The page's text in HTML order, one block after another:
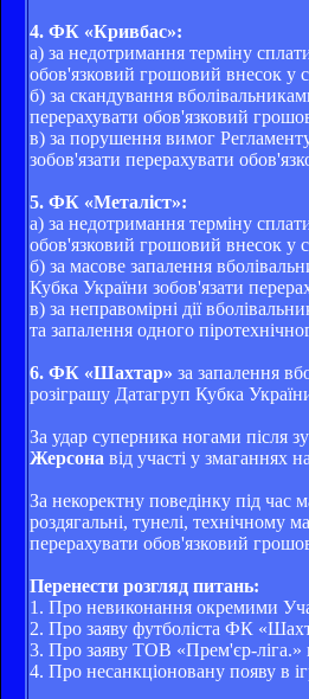
4. ФК «Кривбас»:
а) за недотримання терміну
обов'язковий грошовий внесок у
б) за скандування
перерахувати обов'язковий
в) за порушення вимог
зобов'язати перерахувати
5. ФК «Металіст»:
а) за недотримання терміну
обов'язковий грошовий внесок у
б) за масове запалення
Кубка України зобов'язати
в) за неправомірні дії
та запалення одного
6. ФК «Шахтар» за запалення
розіграшу Датагруп Кубка
За удар суперника ногами після
Жерсона від участі у змаганнях
За некоректну поведінку під час
роздягальні, тунелі, технічному
перерахувати обов'язковий
Перенести розгляд питань:
1. Про невиконання окремими
2. Про заяву футболіста ФК
3. Про заяву ТОВ «Прем'єр-ліга.»
4. Про несанкціоновану появу в